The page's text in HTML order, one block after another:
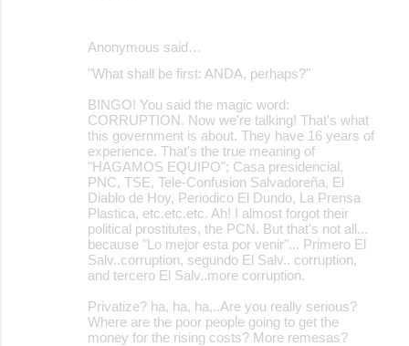
Anonymous said…
"What shall be first: ANDA, perhaps?"
BINGO! You said the magic word:
CORRUPTION. Now we're talking! That's what
this government is about. They have 16 years of
experience. That's the true meaning of
"HAGAMOS EQUIPO"; Casa presidencial,
PNC, TSE, Tele-Confusion Salvadoreña, El
Diablo de Hoy, Periodico El Dundo, La Prensa
Plastica, etc.etc.etc. Ah! I almost forgot their
political prostitutes, the PCN. But that's not all...
because "Lo mejor esta por venir"... Primero El
Salv..corruption, segundo El Salv.. corruption,
and tercero El Salv..more corruption.
Privatize? ha, ha, ha,..Are you really serious?
Where are the poor people going to get the
money for the rising costs? More remesas?